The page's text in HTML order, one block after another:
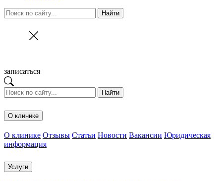
Найти
записаться
Найти
О клинике
О клинике Отзывы Статьи Новости Вакансии Юридическая
информация
Услуги